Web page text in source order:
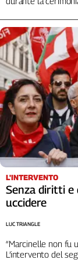
Lavoro
Territori
Abruzzo-
Molise
Alto
Adige
Basilicata
Calabria
Campania
Emilia-
Romagna
Venezia
Lazio
L'INTERVENTO
Senza diritti e
uccidere
“Marcinelle non fu
L’intervento del
LUC TRIANGLE